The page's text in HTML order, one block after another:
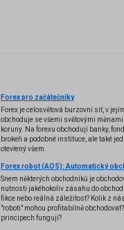
Forex pro začátečníky
Forex je celosvětová burzovní síť, v
obchoduje se všemi světovými
koruny. Na forexu obchodují banky,
brokeři a podobné instituce, ale také
otevřený všem.
Snem některých obchodníků je
nutnosti jakéhokoliv zásahu do
fikce nebo reálná záležitost? Kolik z
"roboti" mohou profitabilně
principech fungují?